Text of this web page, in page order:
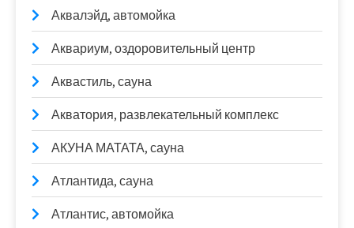
Аквалэйд, автомойка
Аквариум, оздоровительный центр
Аквастиль, сауна
Акватория, развлекательный комплекс
АКУНА МАТАТА, сауна
Атлантида, сауна
Атлантис, автомойка